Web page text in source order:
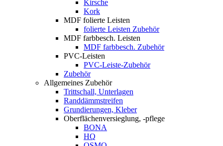
Kirsche
Kork
MDF folierte Leisten
folierte Leisten Zubehör
MDF farbbesch. Leisten
MDF farbbesch. Zubehör
PVC-Leisten
PVC-Leiste-Zubehör
Zubehör
Allgemeines Zubehör
Trittschall, Unterlagen
Randdämmstreifen
Grundierungen, Kleber
Oberflächenversieglung, -pflege
BONA
HQ